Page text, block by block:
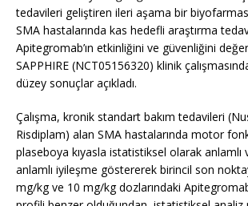
tedavileri geliştiren ileri aşama bir
SMA hastalarında kas hedefli araştırma
Apitegromab’ın etkinliğini ve güvenliğini
SAPPHIRE (NCT05156320) klinik
düzey sonuçlar açıkladı.
Çalışma, kronik standart bakım tedavileri
Risdiplam) alan SMA hastalarında motor
plaseboya kıyasla istatistiksel olarak anlamlı
anlamlı iyileşme göstererek birincil son
mg/kg ve 10 mg/kg dozlarındaki